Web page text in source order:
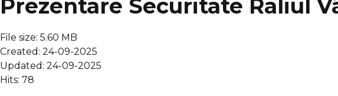
Prezentare Securitate Raliul
File size: 5.60 MB
Created: 24-09-2025
Updated: 24-09-2025
Hits: 78